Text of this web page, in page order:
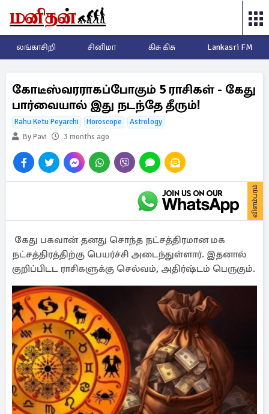
லங்காசிறி சினிமா கிசு கிசு Lankasri FM
கோடீஸ்வரராகப்போகும் 5 ராசிகள் - கேது
பார்வையால் இது நடந்தே தீரும்!
Rahu Ketu Peyarchi Horoscope
Astrology
By Pavi
3 months ago
விளம்பரம்
கேது பகவான் தனது சொந்த நட்சத்திரமான மக
நட்சத்திரத்திற்கு பெயர்ச்சி அடைந்துள்ளார். இதனால்
குறிப்பிடட ராசிகளுக்கு செல்வம், அதிர்ஷ்டம் பெருகும்.